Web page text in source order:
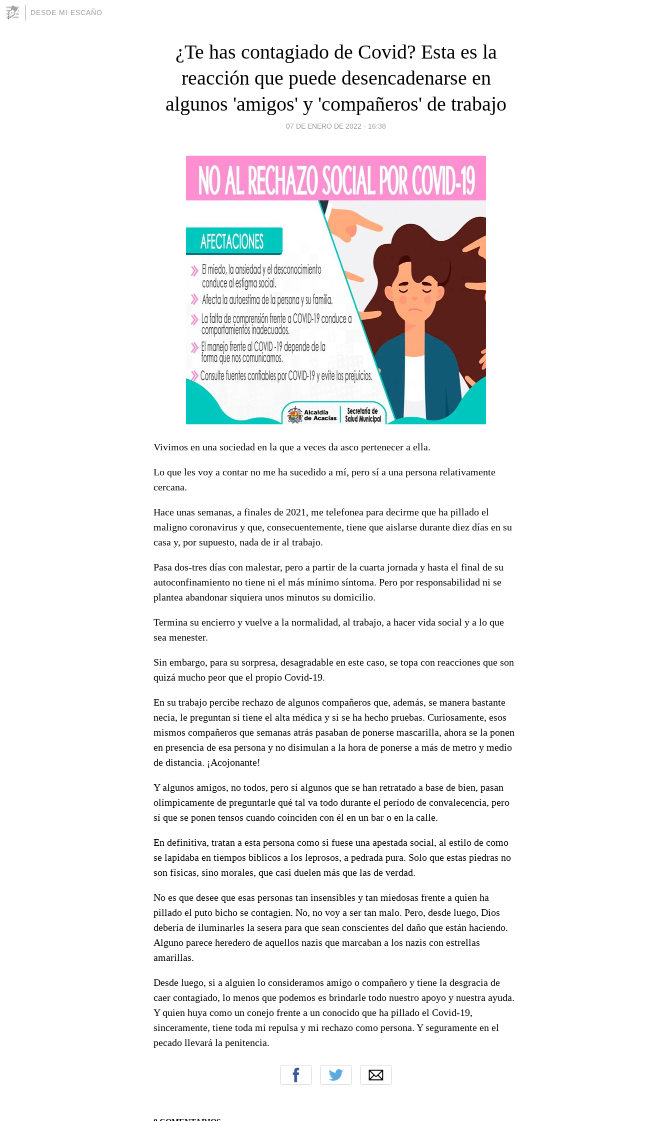
DESDE MI ESCAÑO
¿Te has contagiado de Covid? Esta es la
reacción que puede desencadenarse en
algunos 'amigos' y 'compañeros' de trabajo
07 DE ENERO DE 2022 - 16:38
Vivimos en una sociedad en la que a veces da asco pertenecer a ella.
Lo que les voy a contar no me ha sucedido a mí, pero sí a una persona relativamente
cercana.
Hace unas semanas, a finales de 2021, me telefonea para decirme que ha pillado el
maligno coronavirus y que, consecuentemente, tiene que aislarse durante diez días en su
casa y, por supuesto, nada de ir al trabajo.
Pasa dos-tres días con malestar, pero a partir de la cuarta jornada y hasta el final de su
autoconfinamiento no tiene ni el más mínimo síntoma. Pero por responsabilidad ni se
plantea abandonar siquiera unos minutos su domicilio.
Termina su encierro y vuelve a la normalidad, al trabajo, a hacer vida social y a lo que
sea menester.
Sin embargo, para su sorpresa, desagradable en este caso, se topa con reacciones que son
quizá mucho peor que el propio Covid-19.
En su trabajo percibe rechazo de algunos compañeros que, además, se manera bastante
necia, le preguntan si tiene el alta médica y si se ha hecho pruebas. Curiosamente, esos
mismos compañeros que semanas atrás pasaban de ponerse mascarilla, ahora se la ponen
en presencia de esa persona y no disimulan a la hora de ponerse a más de metro y medio
de distancia. ¡Acojonante!
Y algunos amigos, no todos, pero sí algunos que se han retratado a base de bien, pasan
olímpicamente de preguntarle qué tal va todo durante el período de convalecencia, pero
sí que se ponen tensos cuando coinciden con él en un bar o en la calle.
En definitiva, tratan a esta persona como si fuese una apestada social, al estilo de como
se lapidaba en tiempos bíblicos a los leprosos, a pedrada pura. Solo que estas piedras no
son físicas, sino morales, que casi duelen más que las de verdad.
No es que desee que esas personas tan insensibles y tan miedosas frente a quien ha
pillado el puto bicho se contagien. No, no voy a ser tan malo. Pero, desde luego, Dios
debería de iluminarles la sesera para que sean conscientes del daño que están haciendo.
Alguno parece heredero de aquellos nazis que marcaban a los nazis con estrellas
amarillas.
Desde luego, si a alguien lo consideramos amigo o compañero y tiene la desgracia de
caer contagiado, lo menos que podemos es brindarle todo nuestro apoyo y nuestra ayuda.
Y quien huya como un conejo frente a un conocido que ha pillado el Covid-19,
sinceramente, tiene toda mi repulsa y mi rechazo como persona. Y seguramente en el
pecado llevará la penitencia.